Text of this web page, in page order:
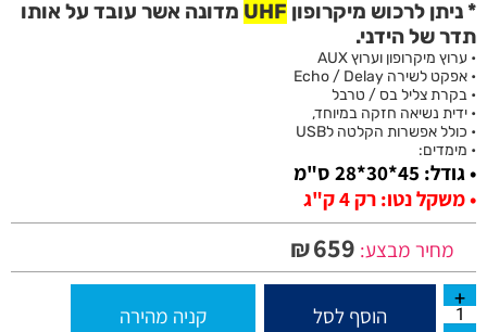
* ניתן לרכוש מיקרופון UHF מדונה אשר עובד על אותו
תדר של הידני.
• ערוץ מיקרופון וערוץ AUX
• אפקט לשירה Echo / Delay
• בקרת צליל בס / טרבל
• ידית נשיאה חזקה במיוחד,
• כולל אפשרות הקלטה לUSB
• מימדים:
• גודל: 45*30*28 ס"מ
• משקל נטו: רק 4 ק"ג
מחיר מבצע:
₪659
הוסף לסל קניה מהירה